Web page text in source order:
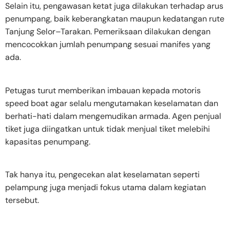
Selain itu, pengawasan ketat juga dilakukan terhadap arus
penumpang, baik keberangkatan maupun kedatangan rute
Tanjung Selor–Tarakan. Pemeriksaan dilakukan dengan
mencocokkan jumlah penumpang sesuai manifes yang
ada.
Petugas turut memberikan imbauan kepada motoris
speed boat agar selalu mengutamakan keselamatan dan
berhati-hati dalam mengemudikan armada. Agen penjual
tiket juga diingatkan untuk tidak menjual tiket melebihi
kapasitas penumpang.
Tak hanya itu, pengecekan alat keselamatan seperti
pelampung juga menjadi fokus utama dalam kegiatan
tersebut.